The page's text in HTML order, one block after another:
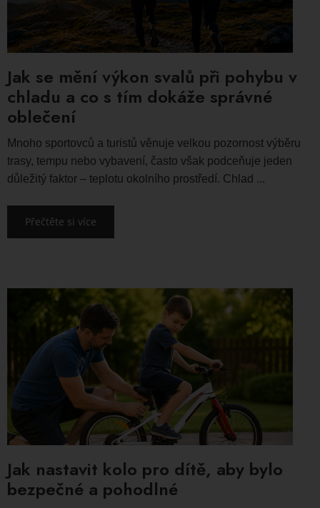
Jak se mění výkon svalů při pohybu v
chladu a co s tím dokáže správné
oblečení
Mnoho sportovců a turistů věnuje velkou pozornost výběru
trasy, tempu nebo vybavení, často však podceňuje jeden
důležitý faktor – teplotu okolního prostředí. Chlad ...
Přečtěte si více
Jak nastavit kolo pro dítě, aby bylo
bezpečné a pohodlné